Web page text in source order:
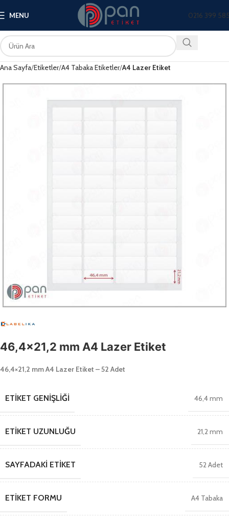
MENU 0216 399
Ana Sayfa Etiketler A4 Tabaka Etiketler A4 Lazer Etiket
46,4×21,2 mm A4 Lazer Etiket
46,4×21,2 mm A4 Lazer Etiket – 52 Adet
ETIKET GENIŞLIĞI 46,4 mm
ETIKET UZUNLUĞU 21,2 mm
SAYFADAKI ETIKET 52 Adet
ETIKET FORMU A4 Tabaka